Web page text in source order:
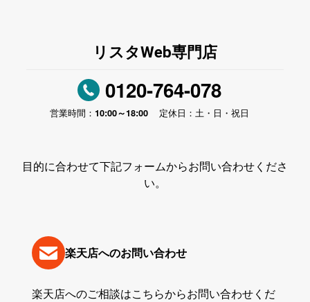
リスタWeb専門店
0120-764-078
営業時間： 10:00～18:00 定休日：土・日・祝日
目的に合わせて下記フォームからお問い合わせくださ
い。
楽天店へのお問い合わせ
楽天店へのご相談はこちらからお問い合わせくだ